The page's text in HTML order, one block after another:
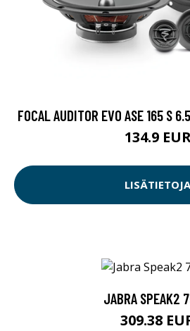
FOCAL AUDITOR EVO ASE 165 S
134.9
LISÄTIETOJA
JABRA SPEAK2
309.38